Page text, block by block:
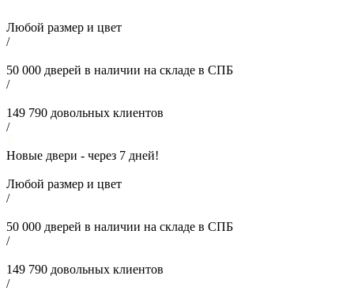
Любой размер и цвет
/
50 000 дверей в наличии на складе в СПБ
/
149 790 довольных клиентов
/
Новые двери - через 7 дней!
Любой размер и цвет
/
50 000 дверей в наличии на складе в СПБ
/
149 790 довольных клиентов
/